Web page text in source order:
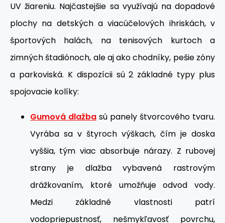
UV žiareniu. Najčastejšie sa využívajú na dopadové
plochy na detských a viacúčelových ihriskách, v
športových halách, na tenisových kurtoch a
zimných štadiónoch, ale aj ako chodníky, pešie zóny
a parkoviská. K dispozícii sú 2 základné typy plus
spojovacie kolíky:
Gumová dlažba sú panely štvorcového tvaru.
Vyrába sa v štyroch výškach, čím je doska
vyššia, tým viac absorbuje nárazy. Z rubovej
strany je dlažba vybavená rastrovým
drážkovaním, ktoré umožňuje odvod vody.
Medzi základné vlastnosti patrí
vodopriepustnosť, nešmykľavosť povrchu,